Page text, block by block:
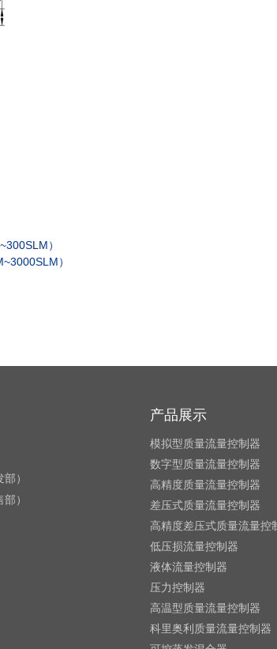
）
）
）
）
产品展示
模拟型质量流量控制器
数字型质量流量控制器
高精度质量流量控制器
差压式质量流量控制器
高精度差压式质量流量控
低压损流量控制器
液体流量控制器
压力控制器
高温型质量流量控制器
科里奥利质量流量控制器